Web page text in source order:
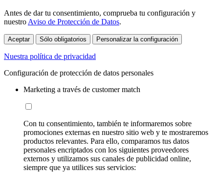
Antes de dar tu consentimiento, comprueba tu configuración y
nuestro Aviso de Protección de Datos.
Aceptar Sólo obligatorios Personalizar la configuración
Nuestra política de privacidad
Configuración de protección de datos personales
Marketing a través de customer match
Con tu consentimiento, también te informaremos sobre
promociones externas en nuestro sitio web y te mostraremos
productos relevantes. Para ello, comparamos tus datos
personales encriptados con los siguientes proveedores
externos y utilizamos sus canales de publicidad online,
siempre que ya utilices sus servicios: